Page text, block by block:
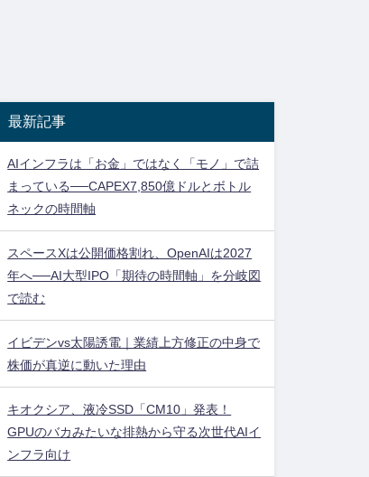
最新記事
AIインフラは「お金」ではなく「モノ」で詰
まっている──CAPEX7,850億ドルとボトル
ネックの時間軸
スペースXは公開価格割れ、OpenAIは2027
年へ──AI大型IPO「期待の時間軸」を分岐図
で読む
イビデンvs太陽誘電｜業績上方修正の中身で
株価が真逆に動いた理由
キオクシア、液冷SSD「CM10」発表！
GPUのバカみたいな排熱から守る次世代AIイ
ンフラ向け